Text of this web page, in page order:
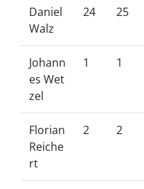
Daniel
Walz
24 25
Johann
es Wet
zel
1 1
Florian
Reiche
rt
2 2